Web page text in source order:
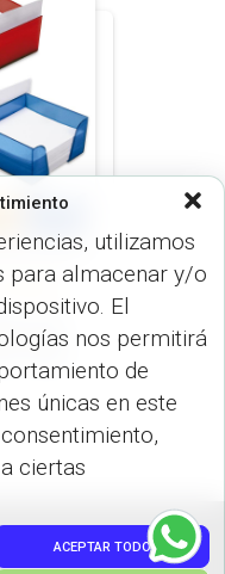
utilizamos
para almacenar y/o
El
nos permitirá
de
únicas en este
ciertas
ACEPTAR TODO
con
41N